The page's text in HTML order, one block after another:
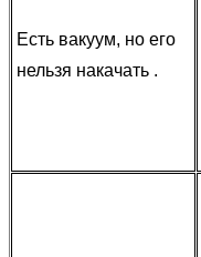
Есть вакуум, но его
нельзя накачать .